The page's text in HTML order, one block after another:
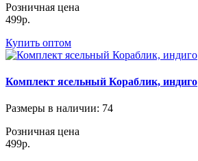
Розничная цена
499р.
Купить оптом
Комплект ясельный Кораблик, индиго
Размеры в наличии: 74
Розничная цена
499р.